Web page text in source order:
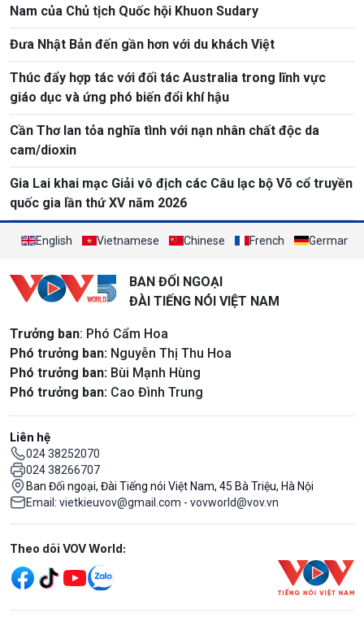
Nam của Chủ tịch Quốc hội Khuon Sudary
Đưa Nhật Bản đến gần hơn với du khách Việt
Thúc đẩy hợp tác với đối tác Australia trong lĩnh vực
giáo dục và ứng phó biến đổi khí hậu
Cần Thơ lan tỏa nghĩa tình với nạn nhân chất độc da
cam/dioxin
Gia Lai khai mạc Giải vô địch các Câu lạc bộ Võ cổ truyền
quốc gia lần thứ XV năm 2026
English Vietnamese Chinese French German
BAN ĐỐI NGOẠI
ĐÀI TIẾNG NÓI VIỆT NAM
Trưởng ban: Phó Cẩm Hoa
Phó trưởng ban: Nguyễn Thị Thu Hoa
Phó trưởng ban: Bùi Mạnh Hùng
Phó trưởng ban: Cao Đình Trung
Liên hệ
024 38252070
024 38266707
Ban Đối ngoại, Đài Tiếng nói Việt Nam, 45 Bà Triệu, Hà Nội
Email: vietkieuvov@gmail.com - vovworld@vov.vn
Mạng xã hội
Theo dõi VOV World: